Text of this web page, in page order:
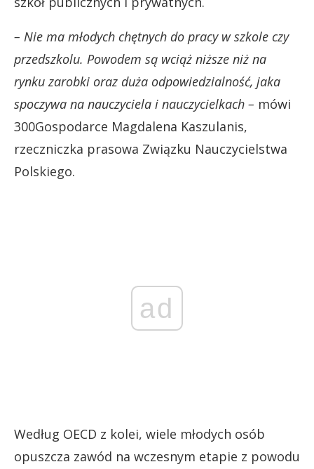
– Nie ma młodych chętnych do pracy w szkole czy
przedszkolu. Powodem są wciąż niższe niż na
rynku zarobki oraz duża odpowiedzialność, jaka
spoczywa na nauczyciela i nauczycielkach – mówi
300Gospodarce Magdalena Kaszulanis,
rzeczniczka prasowa Związku Nauczycielstwa
Polskiego.
ad
Według OECD z kolei, wiele młodych osób
opuszcza zawód na wczesnym etapie z powodu